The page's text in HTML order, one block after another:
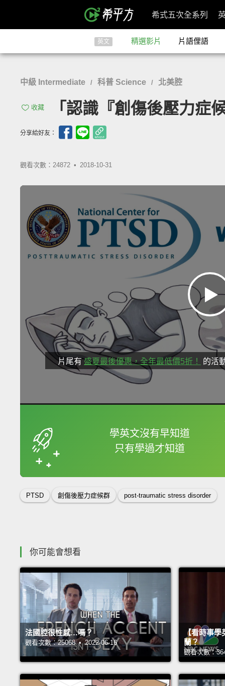
希式五次全系列
英文 精選影片 片語俚語
中級 Intermediate / 科普 Science / 北美腔
收藏 「認識『創傷後壓力
分享給好友：
觀看次數：24872 • 2018-10-31
片尾有盛夏最後優惠，全年最低價5折！ 的活
學英文沒有早知道
只有學過才知道
框選或點兩下字幕可
PTSD 創傷後壓力症候群 post-traumatic stress disorder
你可能會想看
法國腔很性感…嗎？
觀看次數：25068 • 2022-06-16
【看時事
蘭？
觀看次數：